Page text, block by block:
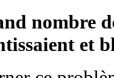
nombre
et